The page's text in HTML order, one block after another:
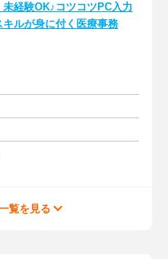
未経験OK♪コツコツPC入力
ルが身に付く医療事務
覧を見る